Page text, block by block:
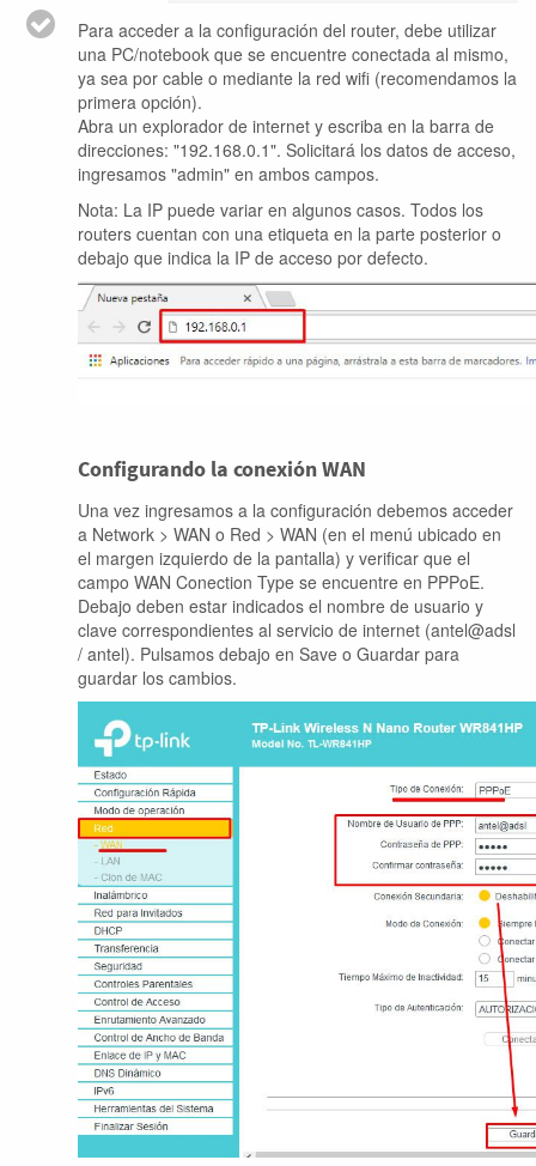
Para acceder a la configuración del router, debe utilizar
una PC/notebook que se encuentre conectada al mismo,
ya sea por cable o mediante la red wifi (recomendamos la
primera opción).
Abra un explorador de internet y escriba en la barra de
direcciones: "192.168.0.1". Solicitará los datos de acceso,
ingresamos "admin" en ambos campos.
Nota: La IP puede variar en algunos casos. Todos los
routers cuentan con una etiqueta en la parte posterior o
debajo que indica la IP de acceso por defecto.
Configurando la conexión WAN
Una vez ingresamos a la configuración debemos acceder
a Network > WAN o Red > WAN (en el menú ubicado en
el margen izquierdo de la pantalla) y verificar que el
campo WAN Conection Type se encuentre en PPPoE.
Debajo deben estar indicados el nombre de usuario y
clave correspondientes al servicio de internet (antel@adsl
/ antel). Pulsamos debajo en Save o Guardar para
guardar los cambios.